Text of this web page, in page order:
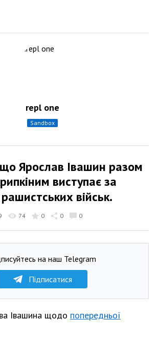
repl one
sandbox
Ярослав Івашин разом
виступає за
військ.
74 0 0 0
на наш Telegram
Підписатися
Івашина щодо попередньої